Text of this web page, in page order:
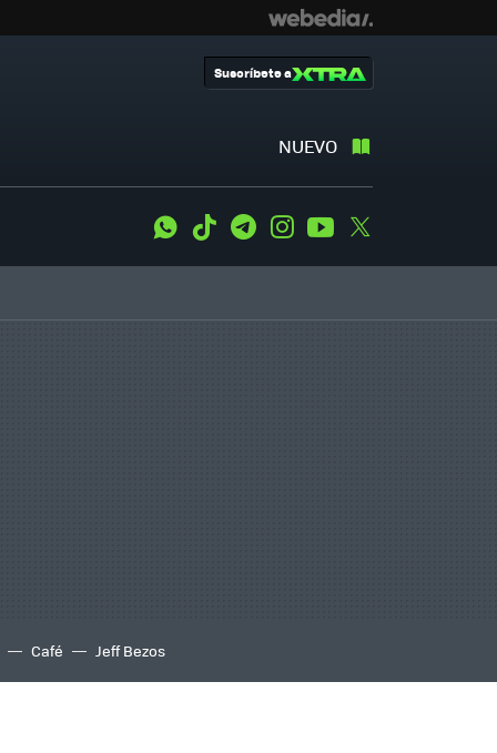
NUEVO
Suscríbete a
WhatsApp
Tiktok TelegramInstagramYoutube
Café Jeff Bezos